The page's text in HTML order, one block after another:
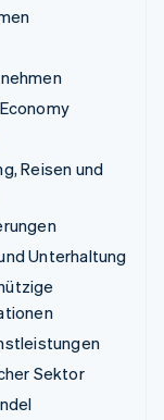
Reisen und
Unterhaltung
Sektor